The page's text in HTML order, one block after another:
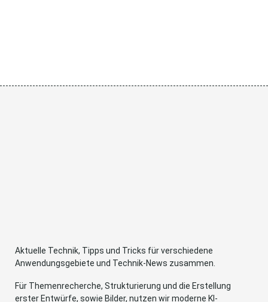
Aktuelle Technik, Tipps und Tricks für verschiedene
Anwendungsgebiete und Technik-News zusammen.
Für Themenrecherche, Strukturierung und die Erstellung
erster Entwürfe, sowie Bilder, nutzen wir moderne KI-